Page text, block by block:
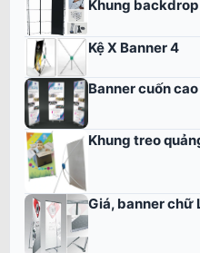
Khung
Kệ X Banner 4
Banner cuốn
Khung treo
Giá, banner chữ